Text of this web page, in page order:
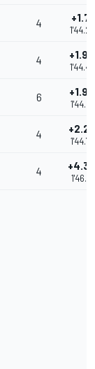
4
4
6
4
4